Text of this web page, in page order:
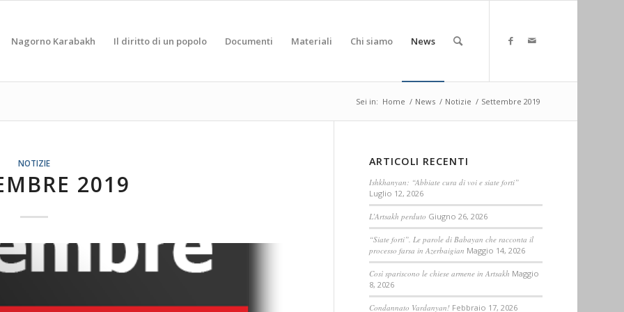
Nagorno Karabakh Il diritto di un popolo Documenti Materiali Chi siamo News
Sei in: Home / News / Notizie / Settembre 2019
NOTIZIE
2019
ARTICOLI RECENTI
Ishkhanyan: “Abbiate cura di voi e siate forti”
Luglio 12, 2026
L’Artsakh perduto Giugno 26, 2026
“Siate forti”. Le parole di Babayan che racconta il
processo farsa in Azerbaigian Maggio 14, 2026
Così spariscono le chiese armene in Artsakh Maggio
8, 2026
Condannato Vardanyan! Febbraio 17, 2026